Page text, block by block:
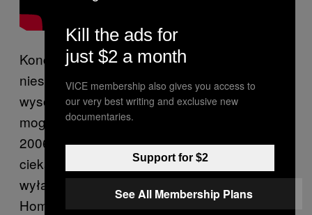
Koncerty grają niezwykle rzadko i są to
niesamowite show będące multimedialnymi,
wysokobudżetowymi spektaklami. W Polsce
mogliśmy ich zobaczyć raz – we wrześniu
2006 roku na warszawskim Służewcu i co
ciekawe, ten wątek uważni obserwatorzy
wyłapią w “Edenie”. Panowie Guy-Manuel de
Homem-Christo i Thomas Bangalter
Kill the ads for
just $2 a month
VICE membership also gives you access to
our very best writing and exclusive new
documentaries.
Support for $2
See All Membership Plans